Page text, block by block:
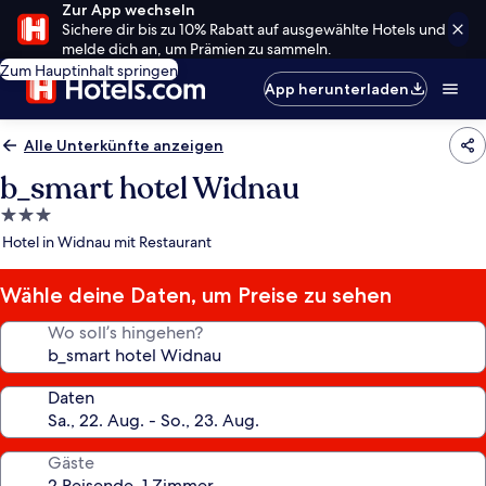
Zur App wechseln
Sichere dir bis zu 10% Rabatt auf ausgewählte Hotels und
melde dich an, um Prämien zu sammeln.
Zum Hauptinhalt springen
App herunterladen
Alle Unterkünfte anzeigen
b_smart hotel Widnau
3.0-
Sterne-
Hotel in Widnau mit Restaurant
Wähle deine Daten, um Preise zu sehen
Wo soll’s hingehen?
Daten
Gäste